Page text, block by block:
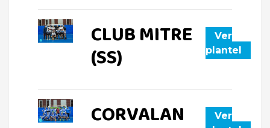
CLUB MITRE
(SS)
Ver
plantel
CORVALAN
Ver